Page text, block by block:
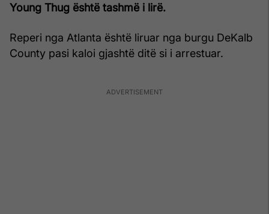
Young Thug është tashmë i lirë.
Reperi nga Atlanta është liruar nga burgu DeKalb
County pasi kaloi gjashtë ditë si i arrestuar.